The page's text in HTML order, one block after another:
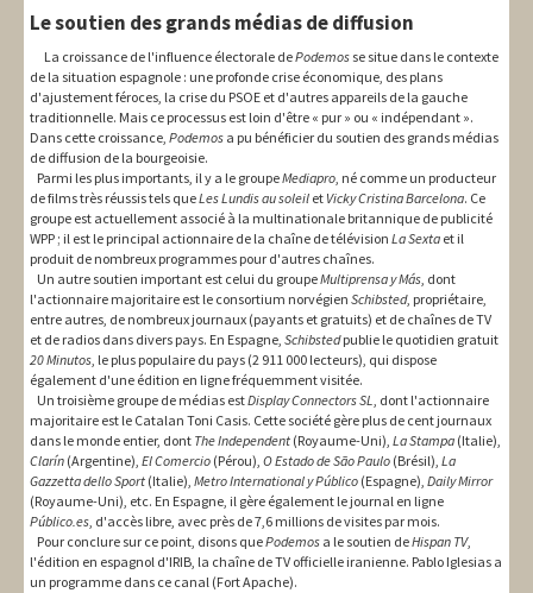
Le soutien des grands médias de diffusion
La croissance de l'influence électorale dePodemos se situe dans le contexte
de la situation espagnole : une profonde crise économique, des plans
d'ajustement féroces, la crise du PSOE et d'autres appareils de la gauche
traditionnelle. Mais ce processus est loin d'être « pur » ou « indépendant ».
Dans cette croissance, Podemos a pu bénéficier du soutien des grands médias
de diffusion de la bourgeoisie.
Parmi les plus importants, il y a le groupeMediapro, né comme un producteur
de films très réussis tels queLes Lundis au soleil et Vicky Cristina Barcelona. Ce
groupe est actuellement associé à la multinationale britannique de publicité
WPP ; il est le principal actionnaire de la chaîne de télévision La Sexta et il
produit de nombreux programmes pour d'autres chaînes.
Un autre soutien important est celui du groupeMultiprensa y Más, dont
l'actionnaire majoritaire est le consortium norvégien Schibsted, propriétaire,
entre autres, de nombreux journaux (payants et gratuits) et de chaînes de TV
et de radios dans divers pays. En Espagne, Schibstedpublie le quotidien gratuit
20 Minutos, le plus populaire du pays (2 911 000 lecteurs), qui dispose
également d'une édition en ligne fréquemment visitée.
Un troisième groupe de médias estDisplay Connectors SL, dont l'actionnaire
majoritaire est le Catalan Toni Casis. Cette société gère plus de cent journaux
dans le monde entier, dont The Independent (Royaume-Uni), La Stampa (Italie),
Clarín (Argentine), El Comercio (Pérou), O Estado de São Paulo (Brésil), La
Gazzetta dello Sport (Italie), Metro International y Público (Espagne), Daily Mirror
(Royaume-Uni), etc. En Espagne, il gère également le journal en ligne
Público.es, d'accès libre, avec près de 7,6 millions de visites par mois.
Pour conclure sur ce point, disons quePodemos a le soutien deHispan TV,
l'édition en espagnol d'IRIB, la chaîne de TV officielle iranienne. Pablo Iglesias a
un programme dans ce canal (Fort Apache).